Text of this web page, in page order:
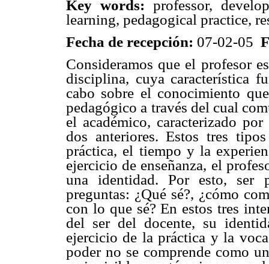
Key words: professor,
learning, pedagogical practice,
Fecha de recepción: 07-02-05
Consideramos que el profesor
disciplina, cuya característica
cabo sobre el conocimiento
pedagógico a través del cual
el académico, caracterizado
dos anteriores. Estos tres
práctica, el tiempo y la
ejercicio de enseñanza, el
una identidad. Por esto, ser
preguntas: ¿Qué sé?, ¿cómo
con lo que sé? En estos tres
del ser del docente, su
ejercicio de la práctica y la
poder no se comprende como